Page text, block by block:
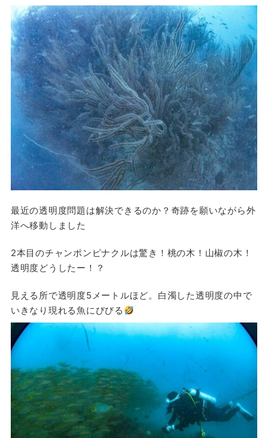
最近の透明度問題は解決できるのか？奇跡を願いながら外
洋へ移動しました
2本目のチャンポンピナクルは驚き！桃の木！山椒の木！
透明度どうしたー！？
見える所で透明度5メートルほど。白濁した透明度の中で
いきなり現れる魚にびびる